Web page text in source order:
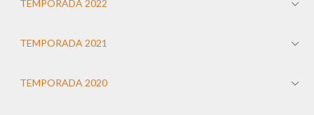
TEMPORADA 2022
TEMPORADA 2021
TEMPORADA 2020